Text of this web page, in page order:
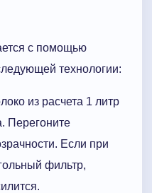
с помощью
технологии:
из расчета 1 литр
Перегоните
Если при
фильтр,